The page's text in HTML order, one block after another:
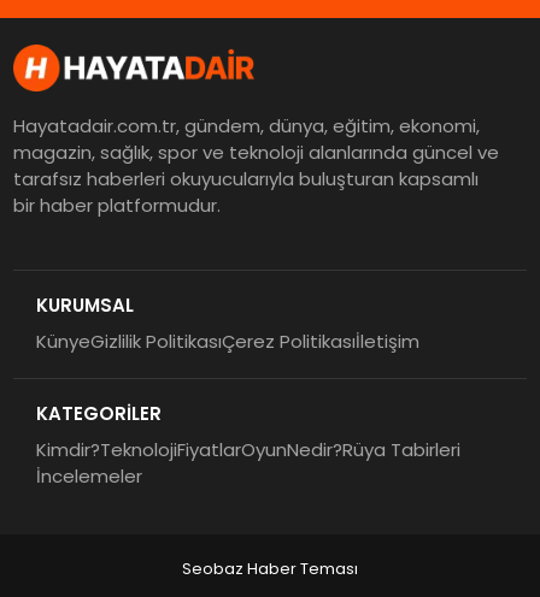
Hayatadair.com.tr, gündem, dünya, eğitim, ekonomi,
magazin, sağlık, spor ve teknoloji alanlarında güncel ve
tarafsız haberleri okuyucularıyla buluşturan kapsamlı
bir haber platformudur.
KURUMSAL
KünyeGizlilik PolitikasıÇerez Politikasıİletişim
KATEGORİLER
Kimdir?TeknolojiFiyatlarOyunNedir?Rüya Tabirleri
İncelemeler
Seobaz Haber Teması